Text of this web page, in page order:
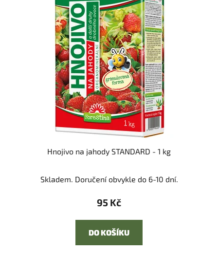
Hnojivo na jahody STANDARD - 1 kg
Skladem. Doručení obvykle do 6-10 dní.
95 Kč
DO KOŠÍKU